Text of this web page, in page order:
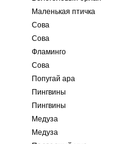
Маленькая птичка
Сова
Сова
Фламинго
Сова
Попугай ара
Пингвины
Пингвины
Медуза
Медуза